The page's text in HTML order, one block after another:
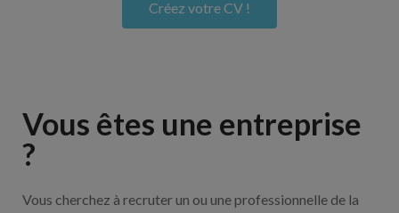
Créez votre CV !
Vous êtes une entreprise
?
Vous cherchez à recruter un ou une professionnelle de la